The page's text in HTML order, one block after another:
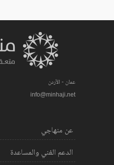
عمان - الأردن
info@minhaji.net
عن منهاجي
الدعم الفني والمساعدة